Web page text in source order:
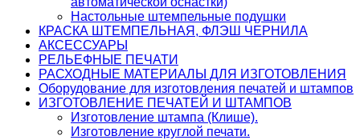
Настольные штемпельные подушки
КРАСКА ШТЕМПЕЛЬНАЯ, ФЛЭШ ЧЕРНИЛА
АКСЕССУАРЫ
РЕЛЬЕФНЫЕ ПЕЧАТИ
РАСХОДНЫЕ МАТЕРИАЛЫ ДЛЯ ИЗГОТОВЛЕНИЯ
Оборудование для изготовления печатей и штампов
ИЗГОТОВЛЕНИЕ ПЕЧАТЕЙ И ШТАМПОВ
Изготовление штампа (Клише).
Изготовление круглой печати.